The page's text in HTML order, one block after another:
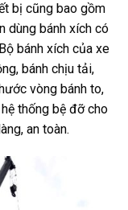
bị cũng bao gồm
dùng bánh xích có
bánh xích của xe
bánh chịu tải,
vòng bánh to,
thống bệ đỡ cho
an toàn.